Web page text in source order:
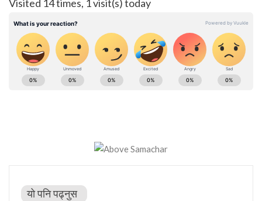
Visited 14 times, 1 visit(s) today
यो पनि पढ्नुस